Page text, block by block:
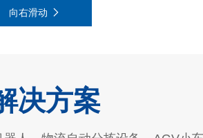
向右滑动
决方案